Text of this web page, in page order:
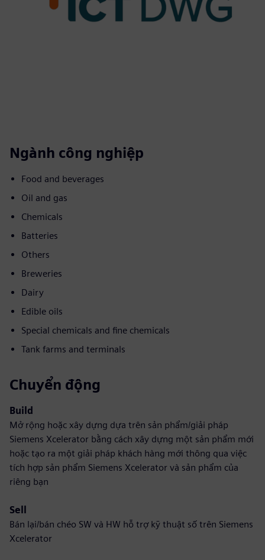
Ngành công nghiệp
Food and beverages
Oil and gas
Chemicals
Batteries
Others
Breweries
Dairy
Edible oils
Special chemicals and fine chemicals
Tank farms and terminals
Chuyển động
Build
Mở rộng hoặc xây dựng dựa trên sản phẩm/giải pháp
Siemens Xcelerator bằng cách xây dựng một sản phẩm mới
hoặc tạo ra một giải pháp khách hàng mới thông qua việc
tích hợp sản phẩm Siemens Xcelerator và sản phẩm của
riêng bạn
Sell
Bán lại/bán chéo SW và HW hỗ trợ kỹ thuật số trên Siemens
Xcelerator